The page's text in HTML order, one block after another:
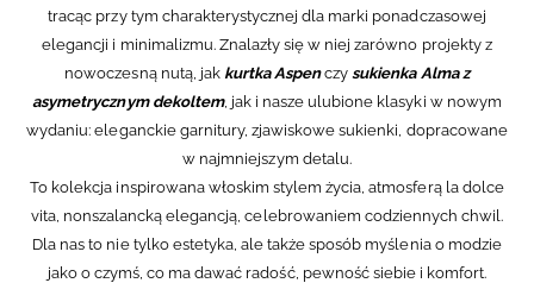
tracąc przy tym charakterystycznej dla marki ponadczasowej
elegancji i minimalizmu. Znalazły się w niej zarówno projekty z
nowoczesną nutą, jak kurtka Aspen czysukienka Alma z
asymetrycznym dekoltem, jak i nasze ulubione klasyki w nowym
wydaniu: eleganckie garnitury, zjawiskowe sukienki, dopracowane
w najmniejszym detalu.
To kolekcja inspirowana włoskim stylem życia, atmosferą la dolce
vita, nonszalancką elegancją, celebrowaniem codziennych chwil.
Dla nas to nie tylko estetyka, ale także sposób myślenia o modzie
jako o czymś, co ma dawać radość, pewność siebie i komfort.